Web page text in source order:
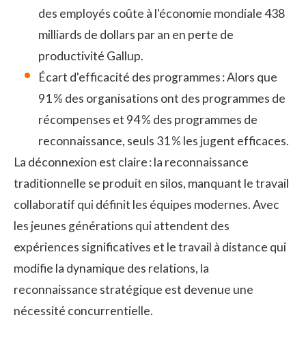
des employés coûte à l'économie mondiale 438
milliards de dollars par an en perte de
productivité Gallup.
Écart d'efficacité des programmes : Alors que
91 % des organisations ont des programmes de
récompenses et 94 % des programmes de
reconnaissance, seuls 31 % les jugent efficaces.
La déconnexion est claire : la reconnaissance
traditionnelle se produit en silos, manquant le travail
collaboratif qui définit les équipes modernes. Avec
les jeunes générations qui attendent des
expériences significatives et le travail à distance qui
modifie la dynamique des relations, la
reconnaissance stratégique est devenue une
nécessité concurrentielle.